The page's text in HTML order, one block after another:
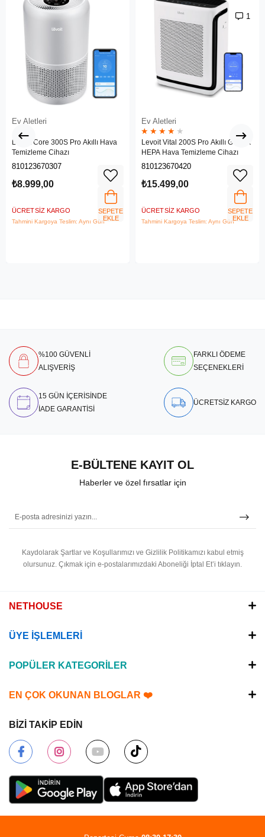
Ev Aletleri
Levoit Core 300S Pro Akıllı Hava
Temizleme Cihazı
810123670307
₺8.999,00
ÜCRETSIZ KARGO
Tahmini Kargoya Teslim: Aynı Gün
SEPETE
EKLE
Ev Aletleri
★ ★ ★ ★ ★
Levoit Vital 200S Pro Akıllı Gerçek
HEPA Hava Temizleme Cihazı
1
810123670420
₺15.499,00
ÜCRETSIZ KARGO
Tahmini Kargoya Teslim: Aynı Gün
SEPETE
EKLE
%100 GÜVENLİ
ALIŞVERİŞ
FARKLI ÖDEME
SEÇENEKLERİ
15 GÜN İÇERİSİNDE
İADE GARANTİSİ
ÜCRETSİZ KARGO
E-BÜLTENE KAYIT OL
Haberler ve özel fırsatlar için
Kaydolarak Şartlar ve Koşullarımızı ve Gizlilik Politikamızı kabul etmiş
olursunuz. Çıkmak için e-postalarımızdaki Aboneliği İptal Et’i tıklayın.
NETHOUSE
ÜYE İŞLEMLERİ
POPÜLER KATEGORİLER
EN ÇOK OKUNAN BLOGLAR ❤️
BİZİ TAKİP EDİN